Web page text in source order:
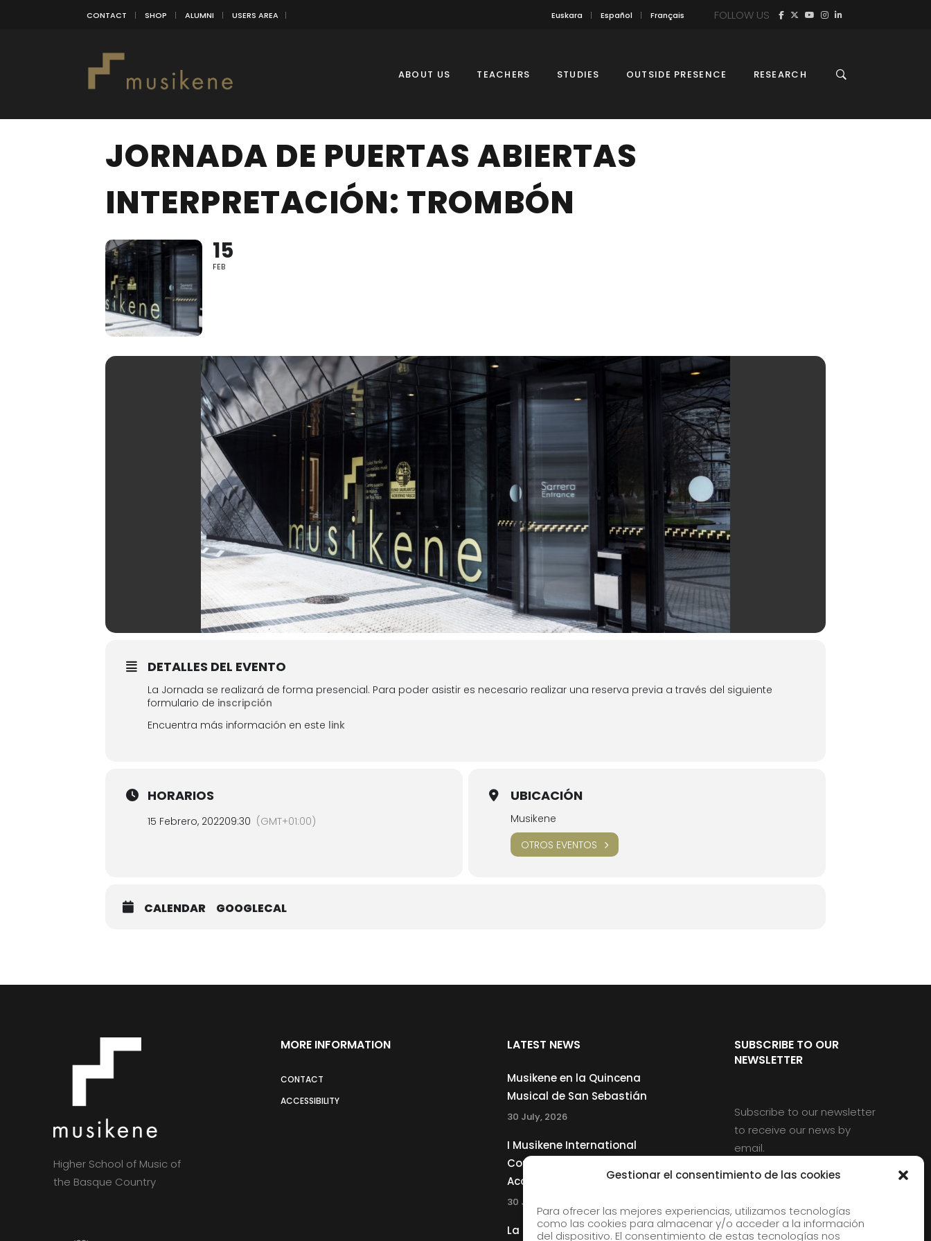
Gestionar el consentimiento de las cookies
Para ofrecer las mejores experiencias, utilizamos tecnologías
como las cookies para almacenar y/o acceder a la información
del dispositivo. El consentimiento de estas tecnologías nos
CONTACT SHOP ALUMNI USERS AREA Euskara Español Français FOLLOW US
ABOUT US TEACHERS STUDIES OUTSIDE PRESENCE RESEARCH
JORNADA DE PUERTAS ABIERTAS
INTERPRETACIÓN: TROMBÓN
15
FEB
DETALLES DEL EVENTO
La Jornada se realizará de forma presencial. Para poder asistir es necesario realizar una reserva previa a través del siguiente
formulario de inscripción
Encuentra más información en este link
HORARIOS
15 Febrero, 202209:30 (GMT+01:00)
UBICACIÓN
Musikene
OTROS EVENTOS
CALENDAR GOOGLECAL
Higher School of Music of
the Basque Country
MORE INFORMATION
CONTACT
ACCESSIBILITY
LATEST NEWS
Musikene en la Quincena
Musical de San Sebastián
30 July, 2026
I Musikene International
Competition for Young
Accordionists
30 July, 2026
La Musikene Big Band
SUBSCRIBE TO OUR
NEWSLETTER
Subscribe to our newsletter
to receive our news by
email.